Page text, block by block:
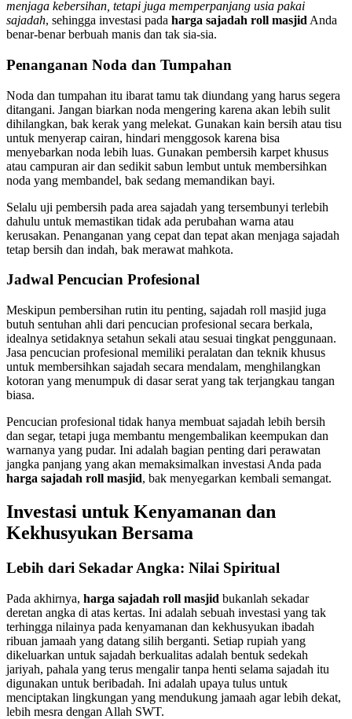
menjaga kebersihan, tetapi juga memperpanjang usia pakai
sajadah, sehingga investasi pada harga sajadah roll masjid Anda
benar-benar berbuah manis dan tak sia-sia.
Penanganan Noda dan Tumpahan
Noda dan tumpahan itu ibarat tamu tak diundang yang harus segera
ditangani. Jangan biarkan noda mengering karena akan lebih sulit
dihilangkan, bak kerak yang melekat. Gunakan kain bersih atau tisu
untuk menyerap cairan, hindari menggosok karena bisa
menyebarkan noda lebih luas. Gunakan pembersih karpet khusus
atau campuran air dan sedikit sabun lembut untuk membersihkan
noda yang membandel, bak sedang memandikan bayi.
Selalu uji pembersih pada area sajadah yang tersembunyi terlebih
dahulu untuk memastikan tidak ada perubahan warna atau
kerusakan. Penanganan yang cepat dan tepat akan menjaga sajadah
tetap bersih dan indah, bak merawat mahkota.
Jadwal Pencucian Profesional
Meskipun pembersihan rutin itu penting, sajadah roll masjid juga
butuh sentuhan ahli dari pencucian profesional secara berkala,
idealnya setidaknya setahun sekali atau sesuai tingkat penggunaan.
Jasa pencucian profesional memiliki peralatan dan teknik khusus
untuk membersihkan sajadah secara mendalam, menghilangkan
kotoran yang menumpuk di dasar serat yang tak terjangkau tangan
biasa.
Pencucian profesional tidak hanya membuat sajadah lebih bersih
dan segar, tetapi juga membantu mengembalikan keempukan dan
warnanya yang pudar. Ini adalah bagian penting dari perawatan
jangka panjang yang akan memaksimalkan investasi Anda pada
harga sajadah roll masjid, bak menyegarkan kembali semangat.
Investasi untuk Kenyamanan dan
Kekhusyukan Bersama
Lebih dari Sekadar Angka: Nilai Spiritual
Pada akhirnya, harga sajadah roll masjid bukanlah sekadar
deretan angka di atas kertas. Ini adalah sebuah investasi yang tak
terhingga nilainya pada kenyamanan dan kekhusyukan ibadah
ribuan jamaah yang datang silih berganti. Setiap rupiah yang
dikeluarkan untuk sajadah berkualitas adalah bentuk sedekah
jariyah, pahala yang terus mengalir tanpa henti selama sajadah itu
digunakan untuk beribadah. Ini adalah upaya tulus untuk
menciptakan lingkungan yang mendukung jamaah agar lebih dekat,
lebih mesra dengan Allah SWT.